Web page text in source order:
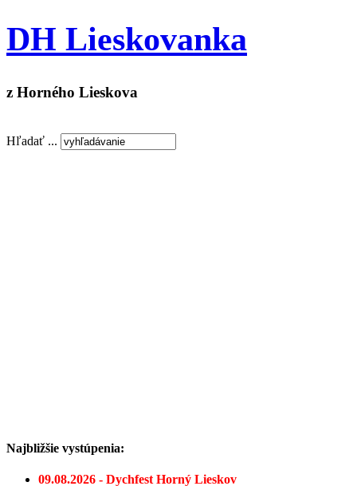
DH Lieskovanka
z Horného Lieskova
Hľadať ...
Najbližšie vystúpenia:
09.08.2026 - Dychfest Horný Lieskov